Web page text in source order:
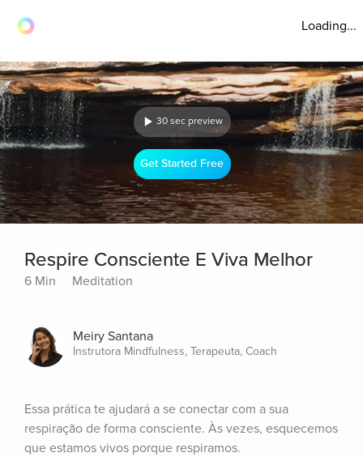
Loading...
30 sec preview
Get Started Free
Respire Consciente E Viva Melhor
6 Min Meditation
Meiry Santana
Instrutora Mindfulness, Terapeuta, Coach
Essa prática te ajudará a se conectar com a sua
respiração de forma consciente. Às vezes, esquecemos
que estamos vivos porque respiramos.